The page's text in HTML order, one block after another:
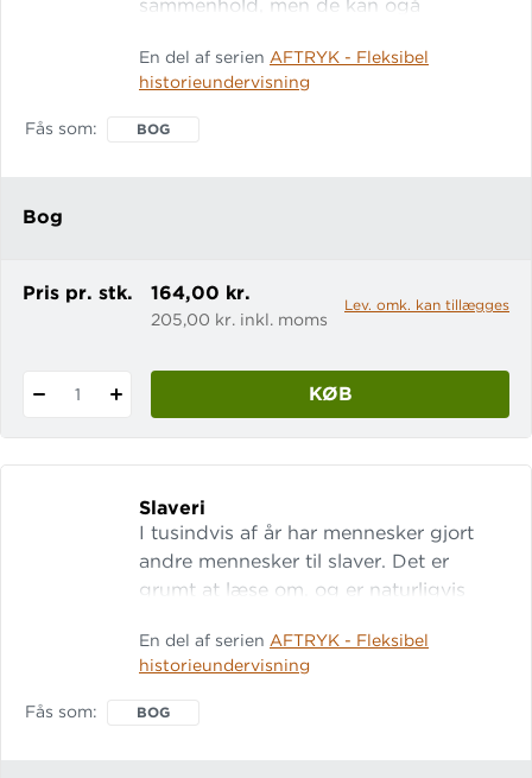
sammenhold, men de kan ogå
temabog udforsker eleverne
fællesskabets mange former gennem
tiden - fra familiens rammer og
fællesskaber opstår, udvikler sig
En del af serien AFTRYK - Fleksibel
historieundervisning
Fås som BOG
Bog
Pris pr. stk. 164,00 kr.
205,00 kr. inkl. moms
Lev. omk. kan tillægges
1 KØB
Slaveri
I tusindvis af år har mennesker gjort
andre mennesker til slaver. Det er
grumt at læse om, og er naturligvis
behandler vi da ikke hinanden i dag -
eller gør vi? I denne temabog arbejder
eleverne med slaveriets historie og det
En del af serien AFTRYK - Fleksibel
historieundervisning
Fås som BOG